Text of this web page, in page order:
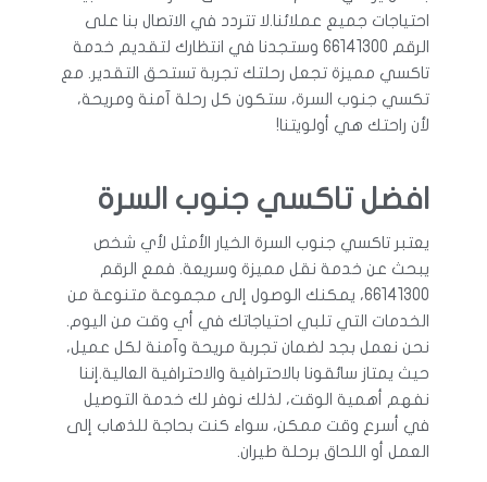
احتياجات جميع عملائنا.لا تتردد في الاتصال بنا على
الرقم 66141300 وستجدنا في انتظارك لتقديم خدمة
تاكسي مميزة تجعل رحلتك تجربة تستحق التقدير. مع
تكسي جنوب السرة، ستكون كل رحلة آمنة ومريحة،
لأن راحتك هي أولويتنا!
افضل تاكسي جنوب السرة
يعتبر تاكسي جنوب السرة الخيار الأمثل لأي شخص
يبحث عن خدمة نقل مميزة وسريعة. فمع الرقم
66141300، يمكنك الوصول إلى مجموعة متنوعة من
الخدمات التي تلبي احتياجاتك في أي وقت من اليوم.
نحن نعمل بجد لضمان تجربة مريحة وآمنة لكل عميل،
حيث يمتاز سائقونا بالاحترافية والاحترافية العالية.إننا
نفهم أهمية الوقت، لذلك نوفر لك خدمة التوصيل
في أسرع وقت ممكن، سواء كنت بحاجة للذهاب إلى
العمل أو اللحاق برحلة طيران.